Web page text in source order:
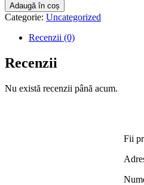
Adaugă în coș
Categorie: Uncategorized
Recenzii (0)
Recenzii
Nu există recenzii până acum.
Fii